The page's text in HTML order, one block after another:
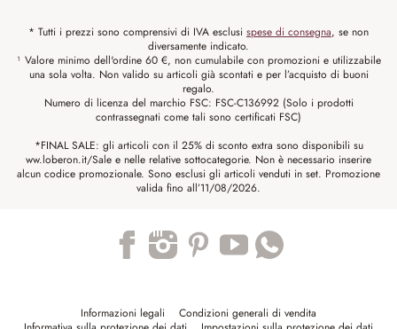
* Tutti i prezzi sono comprensivi di IVA esclusi spese di consegna, se non
diversamente indicato.
¹ Valore minimo dell'ordine 60 €, non cumulabile con promozioni e utilizzabile
una sola volta. Non valido su articoli già scontati e per l’acquisto di buoni
regalo.
Numero di licenza del marchio FSC: FSC-C136992 (Solo i prodotti
contrassegnati come tali sono certificati FSC)
*FINAL SALE: gli articoli con il 25% di sconto extra sono disponibili su
ww.loberon.it/Sale e nelle relative sottocategorie. Non è necessario inserire
alcun codice promozionale. Sono esclusi gli articoli venduti in set. Promozione
valida fino all’11/08/2026.
Informazioni legali
Condizioni generali di vendita